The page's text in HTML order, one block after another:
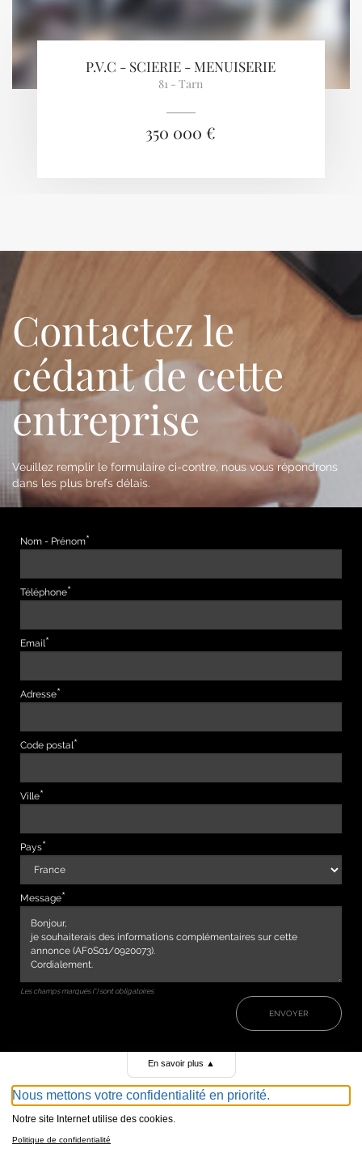
P.V.C - SCIERIE - MENUISERIE
81 - Tarn
350 000 €
Contactez le
cédant de cette
entreprise
Veuillez remplir le formulaire ci-contre, nous vous répondrons
dans les plus brefs délais.
Nom - Prénom
Téléphone
Email
Adresse
Code postal
Ville
Pays
Message
Les champs marqués (*) sont obligatoires
ENVOYER
En savoir plus ▲
Nous mettons votre confidentialité en priorité.
Notre site Internet utilise des cookies.
Politique de confidentialité